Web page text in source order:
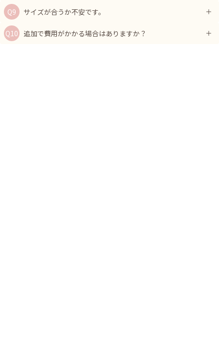
サイズが合うか不安です。
追加で費用がかかる場合はありますか？